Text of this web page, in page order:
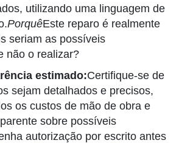
utilizando uma linguagem de
PorquêEste reparo é realmente
seriam as possíveis
não o realizar?
estimado:Certifique-se de
sejam detalhados e precisos,
os custos de mão de obra e
sobre possíveis
autorização por escrito antes